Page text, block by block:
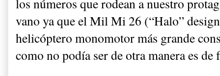
vano ya que el Mil Mi 26 (“Halo”
helicóptero monomotor más grande
como no podía ser de otra manera es de